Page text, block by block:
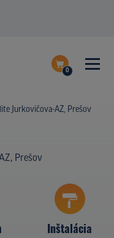
0
Dokončiť dopyt
na mape
Jurkovičova-AZ, Prešov
Prešov
Inštalácia